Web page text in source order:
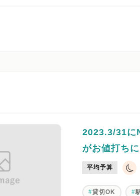
2023.3/31に
がお値打ちに
平均予算
貸切OK